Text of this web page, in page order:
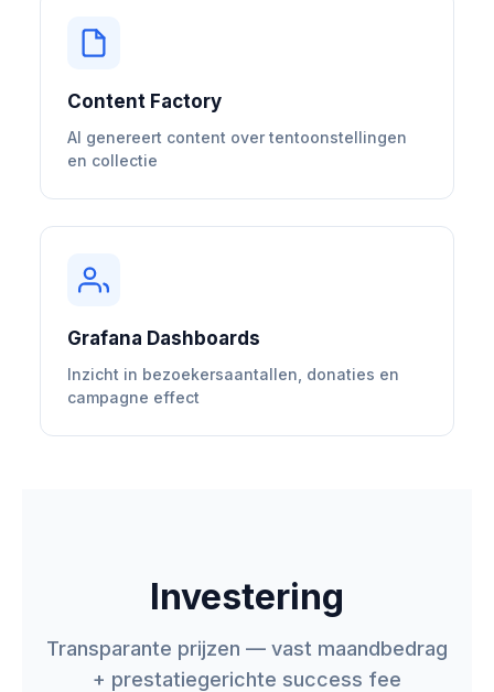
Content Factory
AI genereert content over tentoonstellingen
en collectie
Grafana Dashboards
Inzicht in bezoekersaantallen, donaties en
campagne effect
Investering
Transparante prijzen — vast maandbedrag
+ prestatiegerichte success fee